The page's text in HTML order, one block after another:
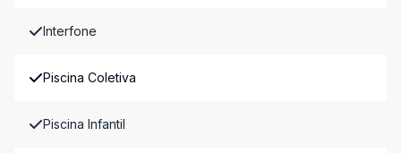
Interfone
Piscina Coletiva
Piscina Infantil